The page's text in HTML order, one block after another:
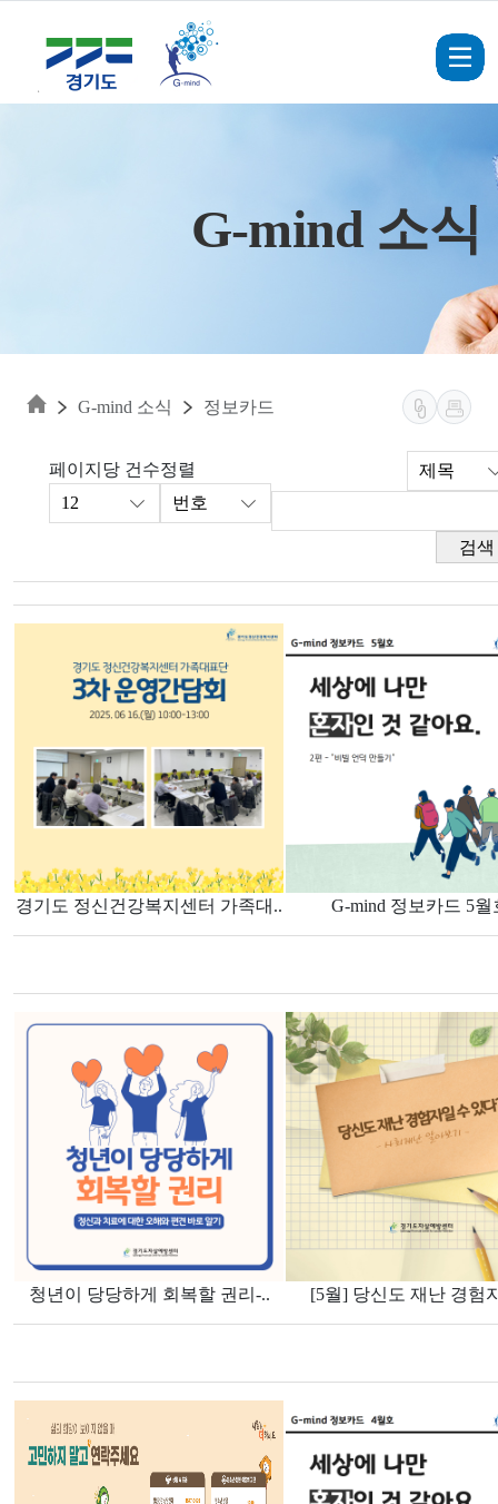
G-mind 소식
G-mind 소식 정보카드
페이지당 건수정렬
검색
경기도 정신건강복지센터 가족대.. G-mind 정보카드 5월
청년이 당당하게 회복할 권리-.. [5월] 당신도 재난 경험